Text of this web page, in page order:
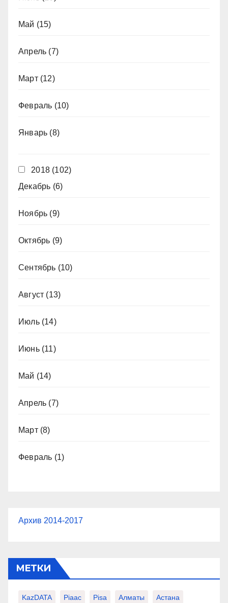
Май (15)
Апрель (7)
Март(12)
Февраль (10)
Январь (8)
2018 (102)
Декабрь (6)
Ноябрь (9)
Октябрь (9)
Сентябрь (10)
Август (13)
Июль(14)
Июнь(11)
Май (14)
Апрель (7)
Март(8)
Февраль (1)
Архив 2014-2017
МЕТКИ
KazDATA Piaac Pisa Алматы Астана